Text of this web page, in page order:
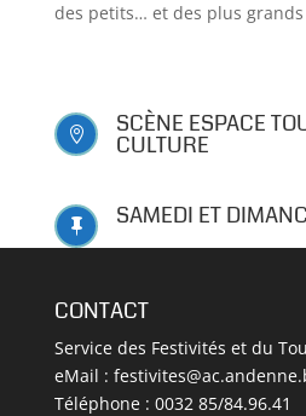
des petits… et des plus grands
 SCÈNE ESPACE
CULTURE
 SAMEDI ET
CONTACT
Service des Festivités et du
eMail :
Téléphone : 0032 85/84.96.41